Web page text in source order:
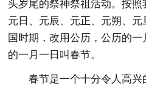
头岁尾的祭神祭祖活动。按
元日、元辰、元正、元朔、
国时期，改用公历，公历的
的一月一日叫春节。
春节是一个十分令人高